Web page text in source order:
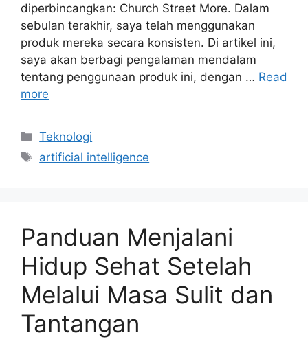
diperbincangkan: Church Street More. Dalam
sebulan terakhir, saya telah menggunakan
produk mereka secara konsisten. Di artikel ini,
saya akan berbagi pengalaman mendalam
tentang penggunaan produk ini, dengan … Read
more
Categories
Teknologi
Tags
artificial intelligence
Panduan Menjalani
Hidup Sehat Setelah
Melalui Masa Sulit dan
Tantangan